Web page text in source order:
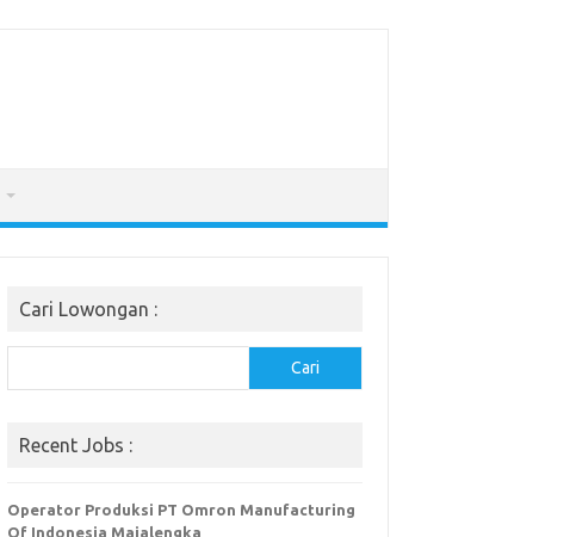
Cari Lowongan :
Cari
Recent Jobs :
Operator Produksi PT Omron Manufacturing
Of Indonesia Majalengka